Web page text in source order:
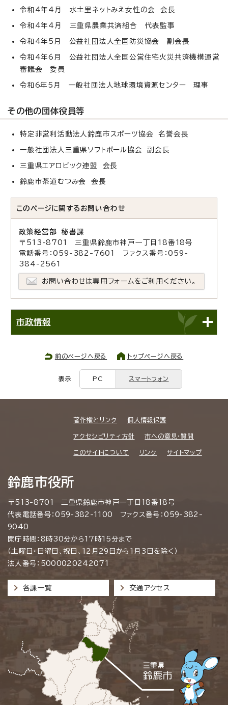
令和4年4月 水土里ネットみえ女性の会 会長
令和4年4月 三重県農業共済組合 代表監事
令和4年5月 公益社団法人全国防災協会 副会長
令和4年6月 公益社団法人全国公営住宅火災共済機構運営
審議会 委員
令和6年5月 一般社団法人地球環境資源センター 理事
その他の団体役員等
特定非営利活動法人鈴鹿市スポーツ協会 名誉会長
一般社団法人三重県ソフトボール協会 副会長
三重県エアロビック連盟 会長
鈴鹿市茶道むつみ会 会長
このページに関する お問い合わせ
政策経営部 秘書課
〒513-8701 三重県鈴鹿市神戸一丁目18番18号
電話番号：059-382-7601 ファクス番号：059-
384-2561
お問い合わせは専用フォームをご利用ください。
市政情報
前のページへ戻る トップページへ戻る
表示 PC スマートフォン
著作権とリンク 個人情報保護
アクセシビリティ方針 市への意見・質問
このサイトについて リンク サイトマップ
鈴鹿市役所
〒513-8701 三重県鈴鹿市神戸一丁目18番18号
代表電話番号：059-382-1100 ファクス番号：059-382-
9040
開庁時間：8時30分から17時15分まで
（土曜日・日曜日、祝日、12月29日から1月3日を除く）
法人番号：5000020242071
各課一覧 交通アクセス